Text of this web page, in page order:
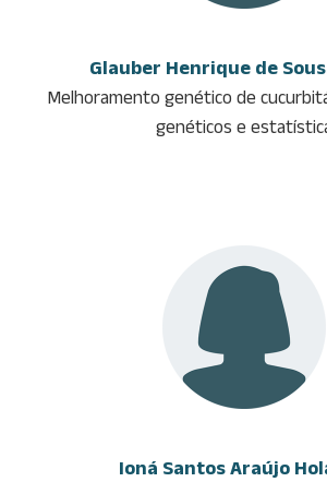
Glauber Henrique de
Melhoramento genético de
genéticos e
Ioná Santos Araújo